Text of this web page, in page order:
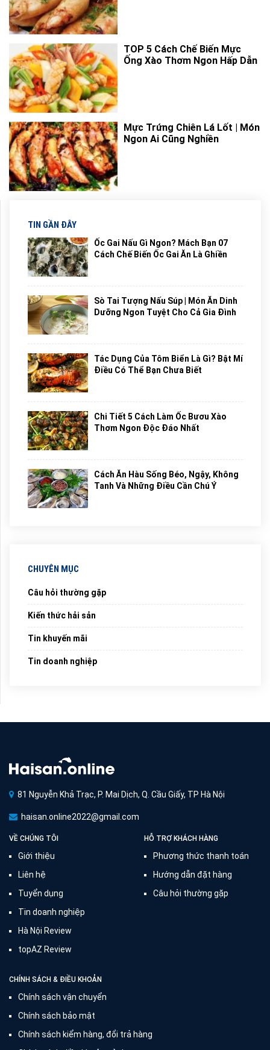
TOP 5 Cách Chế Biến Mực
Ống Xào Thơm Ngon Hấp Dẫn
Mực Trứng Chiên Lá Lốt | Món
Ngon Ai Cũng Nghiền
TIN GẦN ĐÂY
Ốc Gai Nấu Gì Ngon? Mách Bạn 07
Cách Chế Biến Ốc Gai Ăn Là Ghiền
Sò Tai Tượng Nấu Súp | Món Ăn Dinh
Dưỡng Ngon Tuyệt Cho Cả Gia Đình
Tác Dụng Của Tôm Biển Là Gì? Bật Mí
Điều Có Thể Bạn Chưa Biết
Chi Tiết 5 Cách Làm Ốc Bươu Xào
Thơm Ngon Độc Đáo Nhất
Cách Ăn Hàu Sống Béo, Ngậy, Không
Tanh Và Những Điều Cần Chú Ý
CHUYÊN MỤC
Câu hỏi thường gặp
Kiến thức hải sản
Tin khuyến mãi
Tin doanh nghiệp
81 Nguyễn Khả Trạc, P. Mai Dịch, Q. Cầu Giấy, TP Hà Nội
haisan.online2022@gmail.com
VỀ CHÚNG TÔI
Giới thiệu
Liên hệ
Tuyển dụng
Tin doanh nghiệp
Hà Nội Review
topAZ Review
HỖ TRỢ KHÁCH HÀNG
Phương thức thanh toán
Hướng dẫn đặt hàng
Câu hỏi thường gặp
CHÍNH SÁCH & ĐIỀU KHOẢN
Chính sách vận chuyển
Chính sách bảo mật
Chính sách kiểm hàng, đổi trả hàng